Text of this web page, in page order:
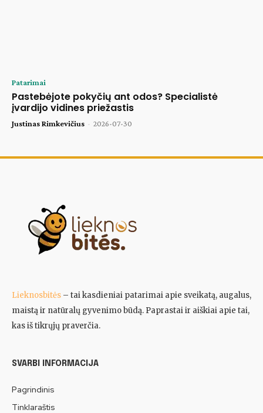
Patarimai
Pastebėjote pokyčių ant odos? Specialistė
įvardijo vidines priežastis
Justinas Rimkevičius - 2026-07-30
Lieknosbitės – tai kasdieniai patarimai apie sveikatą, augalus,
maistą ir natūralų gyvenimo būdą. Paprastai ir aiškiai apie tai,
kas iš tikrųjų praverčia.
SVARBI INFORMACIJA
Pagrindinis
Tinklaraštis